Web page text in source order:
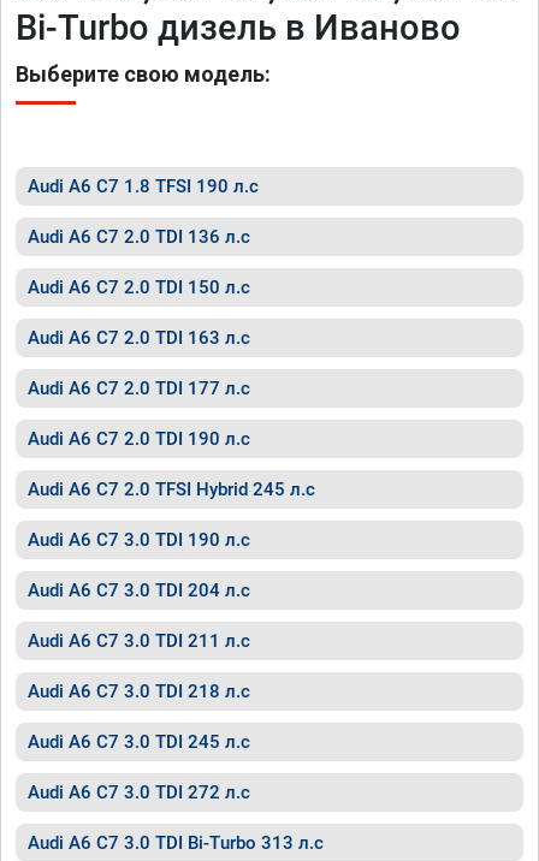
Bi-Turbo дизель в Иваново
Выберите свою модель:
Audi A6 C7 1.8 TFSI 190 л.с
Audi A6 C7 2.0 TDI 136 л.с
Audi A6 C7 2.0 TDI 150 л.с
Audi A6 C7 2.0 TDI 163 л.с
Audi A6 C7 2.0 TDI 177 л.с
Audi A6 C7 2.0 TDI 190 л.с
Audi A6 C7 2.0 TFSI Hybrid 245 л.с
Audi A6 C7 3.0 TDI 190 л.с
Audi A6 C7 3.0 TDI 204 л.с
Audi A6 C7 3.0 TDI 211 л.с
Audi A6 C7 3.0 TDI 218 л.с
Audi A6 C7 3.0 TDI 245 л.с
Audi A6 C7 3.0 TDI 272 л.с
Audi A6 C7 3.0 TDI Bi-Turbo 313 л.с